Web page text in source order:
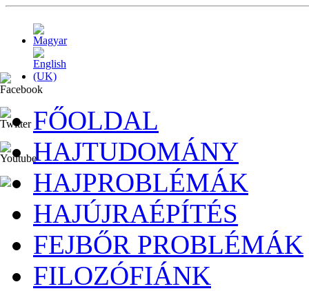
FŐOLDAL
HAJTUDOMÁNY
HAJPROBLÉMÁK
HAJÚJRAÉPÍTÉS
FEJBŐR PROBLÉMÁK
FILOZÓFIÁNK